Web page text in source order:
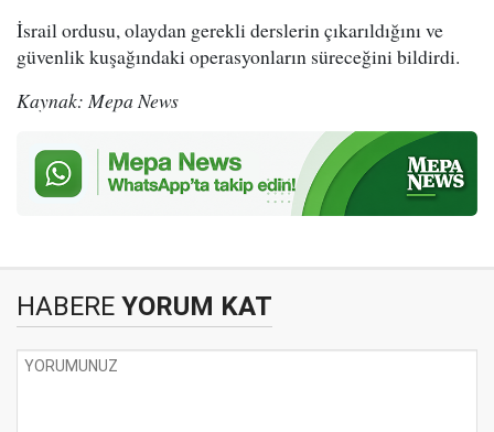
İsrail ordusu, olaydan gerekli derslerin çıkarıldığını ve
güvenlik kuşağındaki operasyonların süreceğini bildirdi.
Kaynak: Mepa News
HABERE YORUM KAT